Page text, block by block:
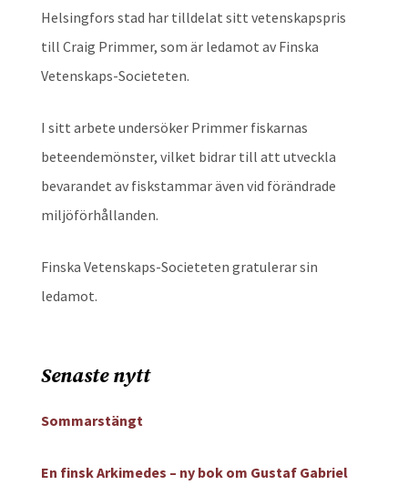
Helsingfors stad har tilldelat sitt vetenskapspris
till Craig Primmer, som är ledamot av Finska
Vetenskaps-Societeten.
I sitt arbete undersöker Primmer fiskarnas
beteendemönster, vilket bidrar till att utveckla
bevarandet av fiskstammar även vid förändrade
miljöförhållanden.
Finska Vetenskaps-Societeten gratulerar sin
ledamot.
Senaste nytt
Sommarstängt
En finsk Arkimedes – ny bok om Gustaf Gabriel